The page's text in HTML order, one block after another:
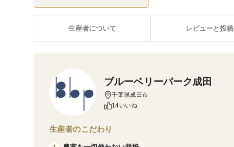
レビューと投稿
生産者について
ブルーベリーパーク成田
千葉県成田市
14いいね
生産者のこだわり